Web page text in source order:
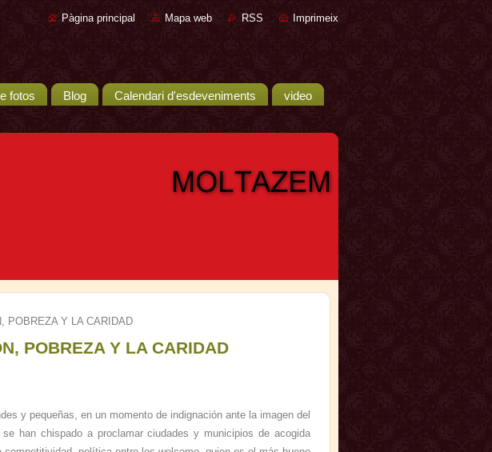
Pàgina principal Mapa web RSS Imprimeix
fotos Blog Calendari d'esdeveniments video
POBREZA Y LA CARIDAD
POBREZA Y LA CARIDAD
y pequeñas, en un momento de indignación ante la imagen del
han chispado a proclamar ciudades y municipios de acogida